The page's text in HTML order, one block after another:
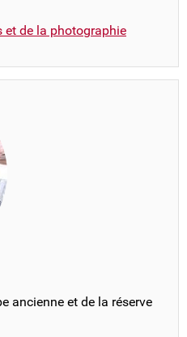
et de la photographie
ancienne et de la réserve